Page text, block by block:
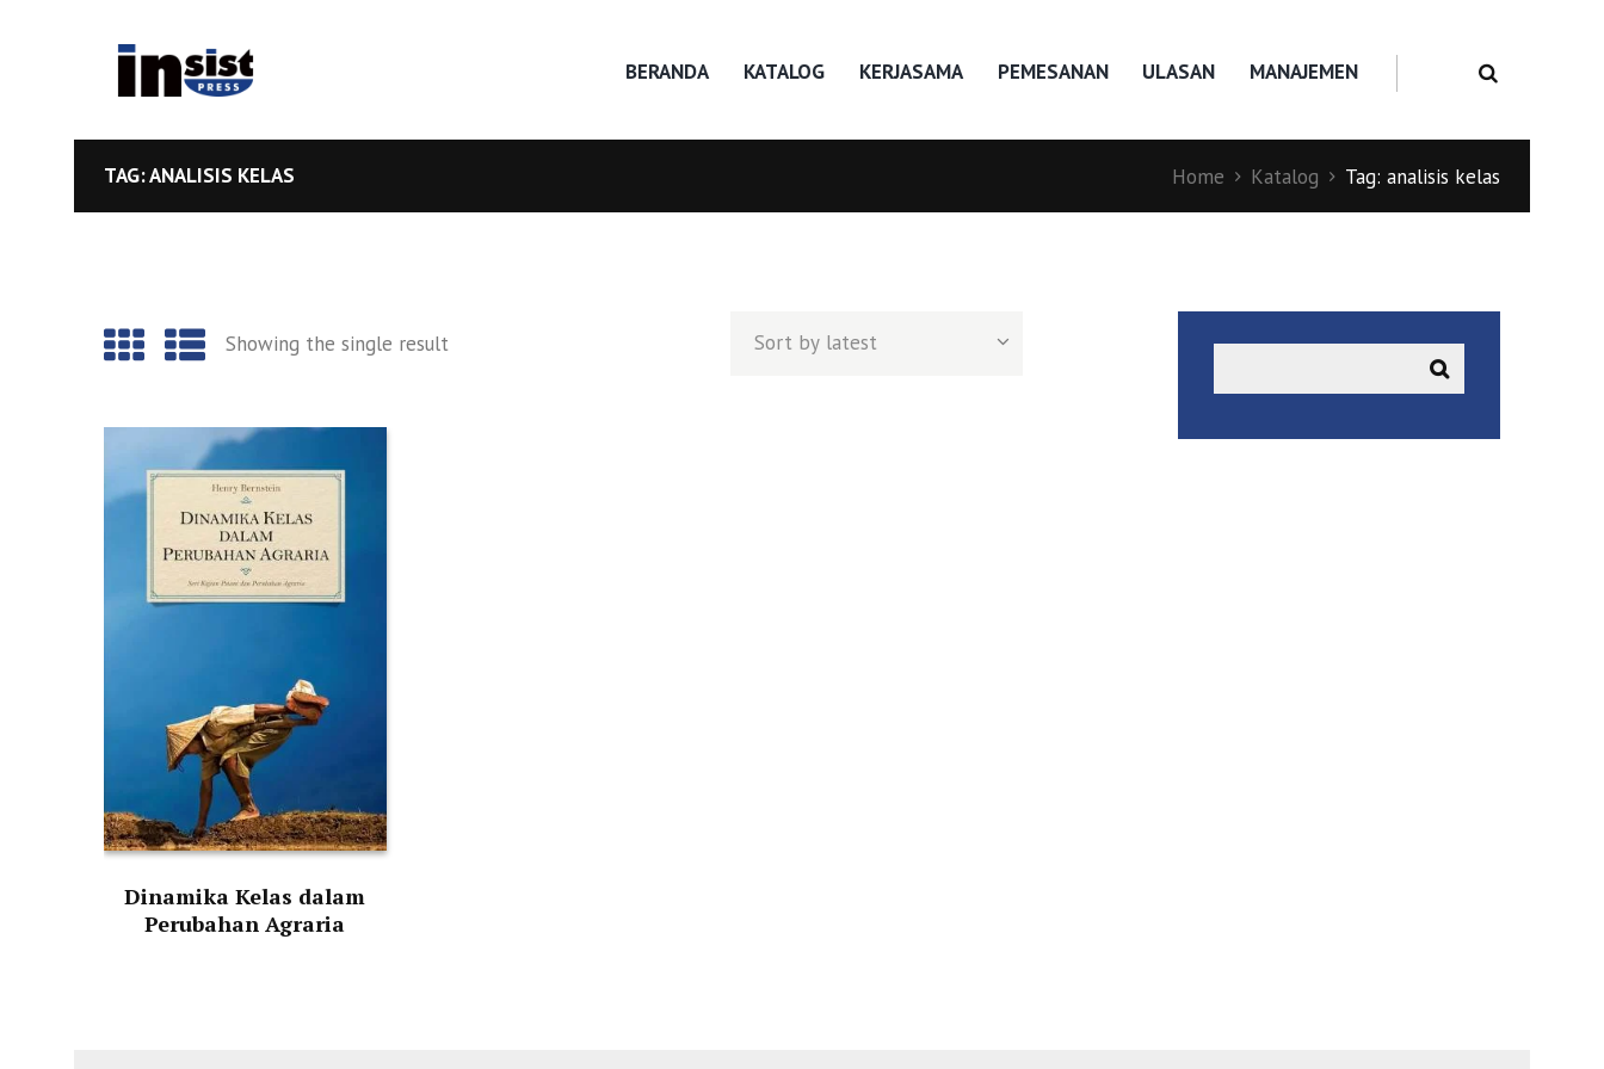
BERANDA KATALOG KERJASAMA PEMESANAN ULASAN MANAJEMEN
TAG: ANALISIS KELAS Home Katalog Tag: analisis kelas
Showing the single result
Dinamika Kelas dalam
Perubahan Agraria